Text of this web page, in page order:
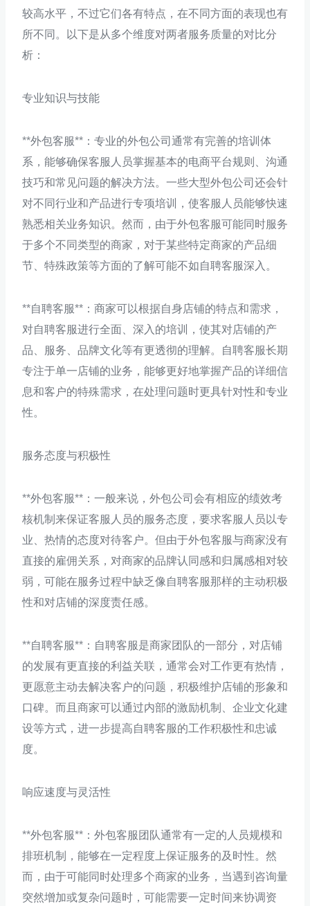
较高水平，不过它们各有特点，在不同方面的表现也有
所不同。以下是从多个维度对两者服务质量的对比分
析：
专业知识与技能
**外包客服**：专业的外包公司通常有完善的培训体
系，能够确保客服人员掌握基本的电商平台规则、沟通
技巧和常见问题的解决方法。一些大型外包公司还会针
对不同行业和产品进行专项培训，使客服人员能够快速
熟悉相关业务知识。然而，由于外包客服可能同时服务
于多个不同类型的商家，对于某些特定商家的产品细
节、特殊政策等方面的了解可能不如自聘客服深入。
**自聘客服**：商家可以根据自身店铺的特点和需求，
对自聘客服进行全面、深入的培训，使其对店铺的产
品、服务、品牌文化等有更透彻的理解。自聘客服长期
专注于单一店铺的业务，能够更好地掌握产品的详细信
息和客户的特殊需求，在处理问题时更具针对性和专业
性。
服务态度与积极性
**外包客服**：一般来说，外包公司会有相应的绩效考
核机制来保证客服人员的服务态度，要求客服人员以专
业、热情的态度对待客户。但由于外包客服与商家没有
直接的雇佣关系，对商家的品牌认同感和归属感相对较
弱，可能在服务过程中缺乏像自聘客服那样的主动积极
性和对店铺的深度责任感。
**自聘客服**：自聘客服是商家团队的一部分，对店铺
的发展有更直接的利益关联，通常会对工作更有热情，
更愿意主动去解决客户的问题，积极维护店铺的形象和
口碑。而且商家可以通过内部的激励机制、企业文化建
设等方式，进一步提高自聘客服的工作积极性和忠诚
度。
响应速度与灵活性
**外包客服**：外包客服团队通常有一定的人员规模和
排班机制，能够在一定程度上保证服务的及时性。然
而，由于可能同时处理多个商家的业务，当遇到咨询量
突然增加或复杂问题时，可能需要一定时间来协调资